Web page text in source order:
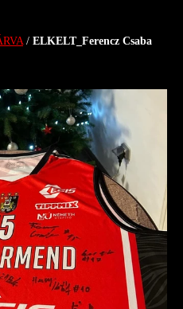
/ ELKELT_Ferencz Csaba